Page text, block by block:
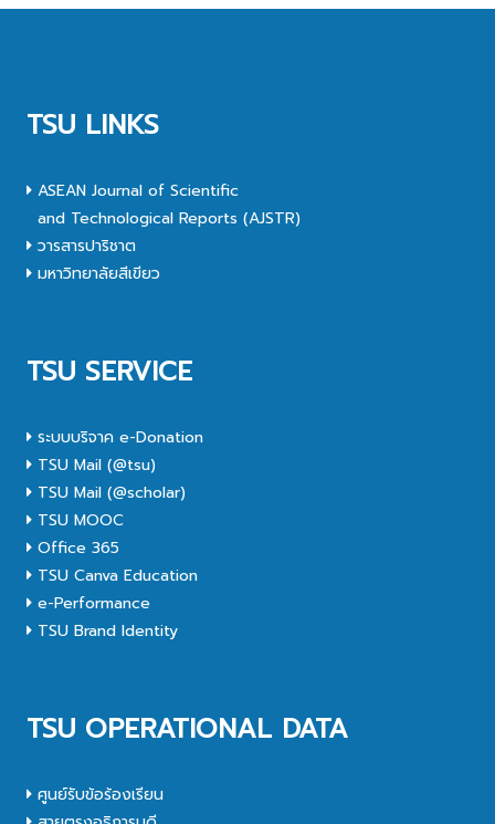
TSU LINKS
ASEAN Journal of Scientific
and Technological Reports (AJSTR)
วารสารปาริชาต
มหาวิทยาลัยสีเขียว
TSU SERVICE
ระบบบริจาค e-Donation
TSU Mail (@tsu)
TSU Mail (@scholar)
TSU MOOC
Office 365
TSU Canva Education
e-Performance
TSU Brand Identity
TSU OPERATIONAL DATA
ศูนย์รับข้อร้องเรียน